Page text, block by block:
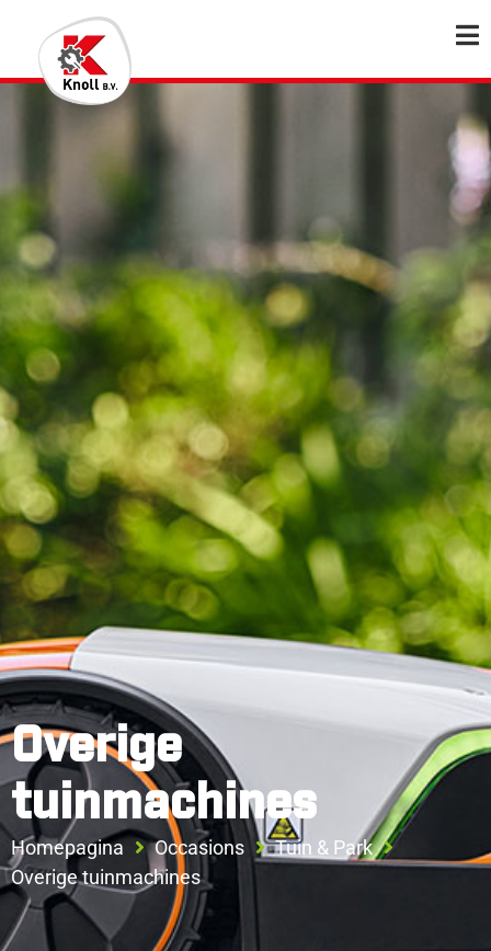
Overige
tuinmachines
Homepagina Occasions
Tuin & Park
Overige tuinmachines